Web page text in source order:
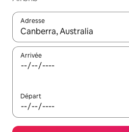
Adresse
Lorsque les résultats s'affichent,
Arrivée
Départ